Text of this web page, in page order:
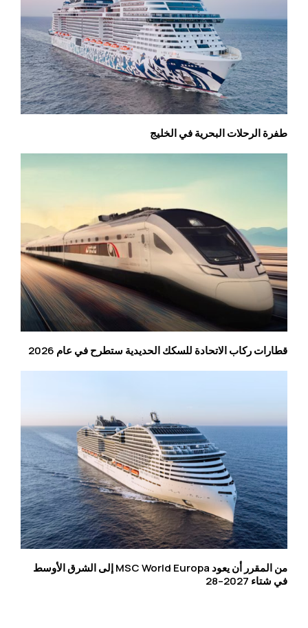
طفرة الرحلات البحرية في الخليج
قطارات ركاب الاتحادة للسكك الحديدية ستطرح في عام 2026
من المقرر أن يعود MSC World Europa إلى الشرق الأوسط
في شتاء 2027–28